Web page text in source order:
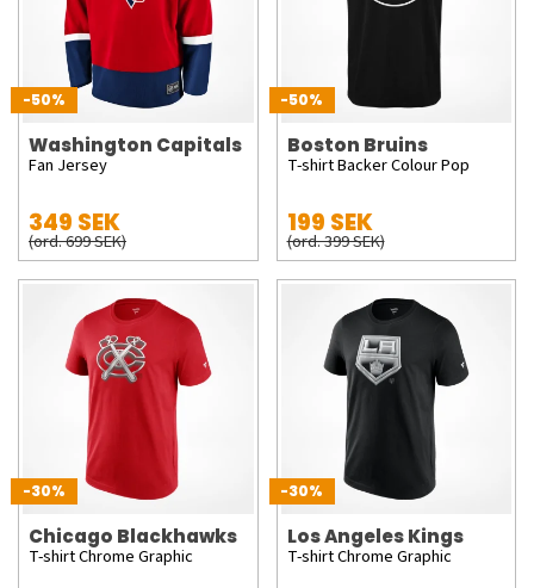
-50%
Washington Capitals
Fan Jersey
349 SEK
(ord. 699 SEK)
-50%
Boston Bruins
T-shirt Backer Colour Pop
199 SEK
(ord. 399 SEK)
-30%
Chicago Blackhawks
T-shirt Chrome Graphic
-30%
Los Angeles Kings
T-shirt Chrome Graphic